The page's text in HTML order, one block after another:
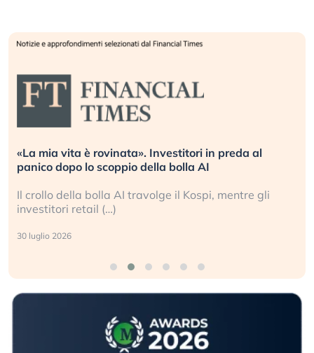
al
gli
Quando la finanza pesa più
L’America sta ripetendo gli errori del
La ricchezza mondiale cresce, ma è
sganciata dall’economia reale. (…)